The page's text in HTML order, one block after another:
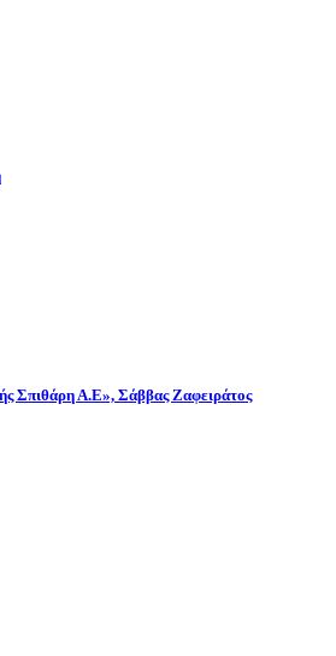
Σπιθάρη Α.Ε», Σάββας Ζαφειράτος